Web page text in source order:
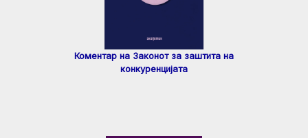
Коментар на Законот за заштита на
конкуренцијата